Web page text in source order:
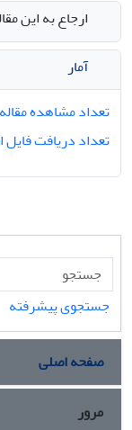
ارجاع به این
آمار
تعداد مشاهده مقاله
تعداد دریافت فایل
جستجوی پیشرفته
صفحه اصلی
مرور